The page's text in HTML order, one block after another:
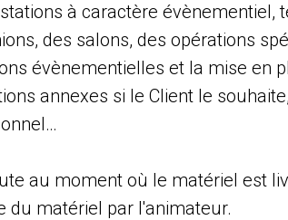
à caractère évènementiel,
des salons, des opérations
évènementielles et la mise en
annexes si le Client le
au moment où le matériel est
du matériel par l'animateur.